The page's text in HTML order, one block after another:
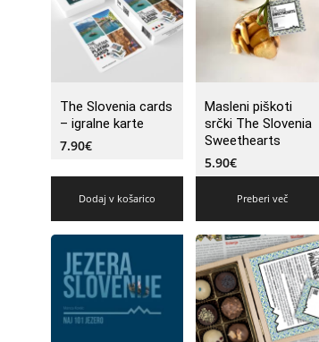
The Slovenia cards
– igralne karte
7.90€
Dodaj v košarico
Masleni piškoti
srčki The Slovenia
Sweethearts
5.90€
Preberi več